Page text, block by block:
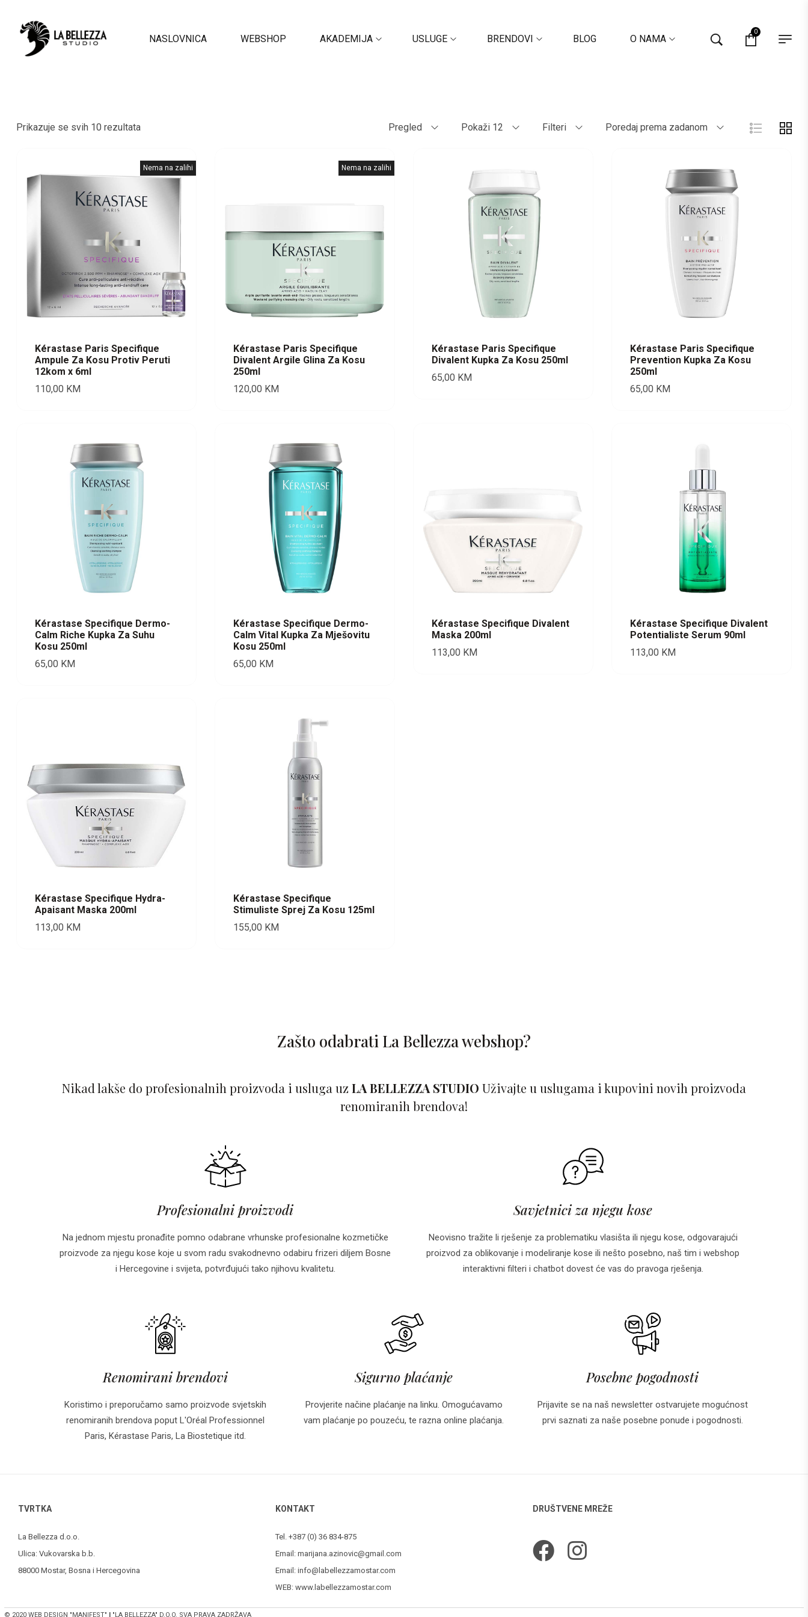
NASLOVNICA WEBSHOP AKADEMIJA USLUGE BRENDOVI BLOG O NAMA
0
Prikazuje se svih 10 rezultata Pregled Pokaži 12 Filteri Poredaj prema zadanom
Nema na zalihi
Kérastase Paris Specifique
Ampule Za Kosu Protiv Peruti
12kom x 6ml
110,00 KM
Nema na zalihi
Kérastase Paris Specifique
Divalent Argile Glina Za Kosu
250ml
120,00 KM
Kérastase Paris Specifique
Divalent Kupka Za Kosu 250ml
65,00 KM
Kérastase Paris Specifique
Prevention Kupka Za Kosu
250ml
65,00 KM
Kérastase Specifique Dermo-
Calm Riche Kupka Za Suhu
Kosu 250ml
65,00 KM
Kérastase Specifique Dermo-
Calm Vital Kupka Za Mješovitu
Kosu 250ml
65,00 KM
Kérastase Specifique Divalent
Maska 200ml
113,00 KM
Kérastase Specifique Divalent
Potentialiste Serum 90ml
113,00 KM
Kérastase Specifique Hydra-
Apaisant Maska 200ml
113,00 KM
Kérastase Specifique
Stimuliste Sprej Za Kosu 125ml
155,00 KM
Zašto odabrati La Bellezza webshop?
Nikad lakše do profesionalnih proizvoda i usluga uz LA BELLEZZA STUDIO Uživajte u uslugama i kupovini novih proizvoda
renomiranih brendova!
Profesionalni proizvodi
Na jednom mjestu pronađite pomno odabrane vrhunske profesionalne kozmetičke
proizvode za njegu kose koje u svom radu svakodnevno odabiru frizeri diljem Bosne
i Hercegovine i svijeta, potvrđujući tako njihovu kvalitetu.
Savjetnici za njegu kose
Neovisno tražite li rješenje za problematiku vlasišta ili njegu kose, odgovarajući
proizvod za oblikovanje i modeliranje kose ili nešto posebno, naš tim i webshop
interaktivni filteri i chatbot dovest će vas do pravoga rješenja.
Renomirani brendovi
Koristimo i preporučamo samo proizvode svjetskih
renomiranih brendova poput L'Oréal Professionnel
Paris, Kérastase Paris, La Biostetique itd.
Sigurno plaćanje
Provjerite načine plaćanje na linku. Omogućavamo
vam plaćanje po pouzeću, te razna online plaćanja.
Posebne pogodnosti
Prijavite se na naš newsletter ostvarujete mogućnost
prvi saznati za naše posebne ponude i pogodnosti.
TVRTKA
La Bellezza d.o.o.
Ulica: Vukovarska b.b.
88000 Mostar, Bosna i Hercegovina
KONTAKT
Tel. +387 (0) 36 834-875
Email: marijana.azinovic@gmail.com
Email: info@labellezzamostar.com
WEB: www.labellezzamostar.com
DRUŠTVENE MREŽE
© 2020 WEB DESIGN "MANIFEST" "LA BELLEZZA" D.O.O. SVA PRAVA ZADRŽAVA